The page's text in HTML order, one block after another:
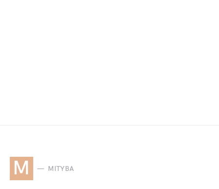
M MITYBA